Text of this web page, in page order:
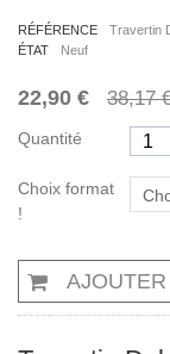
RÉFÉRENCE
Travertin
ÉTAT
Neuf
22,90 € 38,17
Quantité
Choix format
!